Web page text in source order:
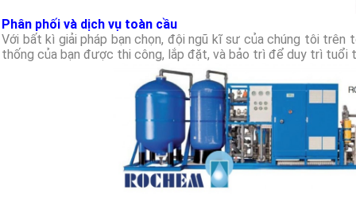
Phân phối và dịch vụ toàn cầu
Với bất kì giải pháp bạn chọn, đội ngũ kĩ sư của chúng tôi trên
thống của bạn được thi công, lắp đặt, và bảo trì để duy trì tuổi